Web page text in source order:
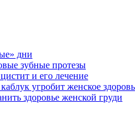
дни
зубные протезы
и его лечение
угробит женское
здоровье женской груди